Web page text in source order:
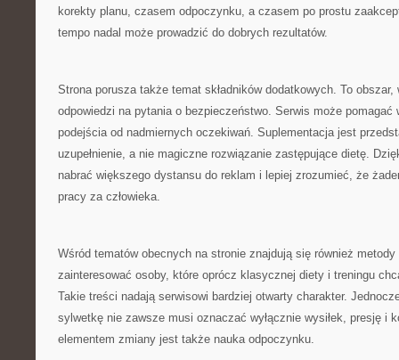
korekty planu, czasem odpoczynku, a czasem po prostu
tempo nadal może prowadzić do dobrych rezultatów.
Strona porusza także temat składników dodatkowych. To
odpowiedzi na pytania o bezpieczeństwo. Serwis może pomagać
podejścia od nadmiernych oczekiwań. Suplementacja jest
uzupełnienie, a nie magiczne rozwiązanie zastępujące dietę.
nabrać większego dystansu do reklam i lepiej zrozumieć, że
pracy za człowieka.
Wśród tematów obecnych na stronie znajdują się również
zainteresować osoby, które oprócz klasycznej diety i treningu
Takie treści nadają serwisowi bardziej otwarty charakter.
sylwetkę nie zawsze musi oznaczać wyłącznie wysiłek, presję i
elementem zmiany jest także nauka odpoczynku.